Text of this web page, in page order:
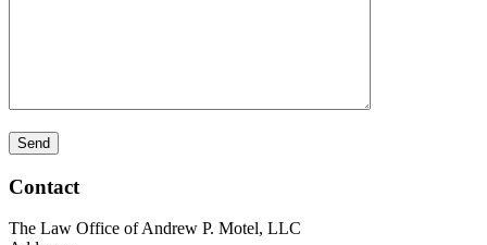
Contact
The Law Office of Andrew P. Motel, LLC